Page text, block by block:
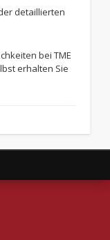
detaillierten
bei TME
erhalten Sie